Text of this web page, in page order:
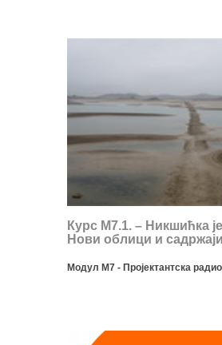
Курс М7.1. – Никшићка
Нови облици и
Модул М7 - Пројектантска